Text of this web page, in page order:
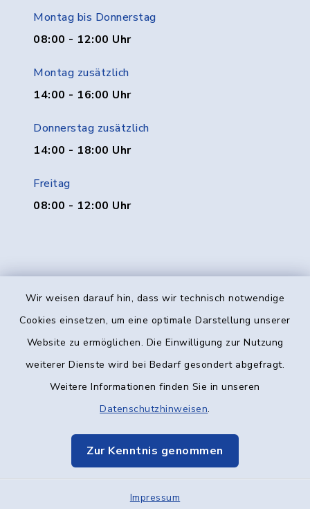
Wir weisen darauf hin, dass wir technisch notwendige
Cookies einsetzen, um eine optimale Darstellung unserer
Website zu ermöglichen. Die Einwilligung zur Nutzung
weiterer Dienste wird bei Bedarf gesondert abgefragt.
Weitere Informationen finden Sie in unseren
Datenschutzhinweisen.
Zur Kenntnis genommen
Impressum
Montag bis Donnerstag
08:00 - 12:00 Uhr
Montag zusätzlich
14:00 - 16:00 Uhr
Donnerstag zusätzlich
14:00 - 18:00 Uhr
Freitag
08:00 - 12:00 Uhr
Kontakt
Datenschutz
Elektronische Kommunikation
Sitemap